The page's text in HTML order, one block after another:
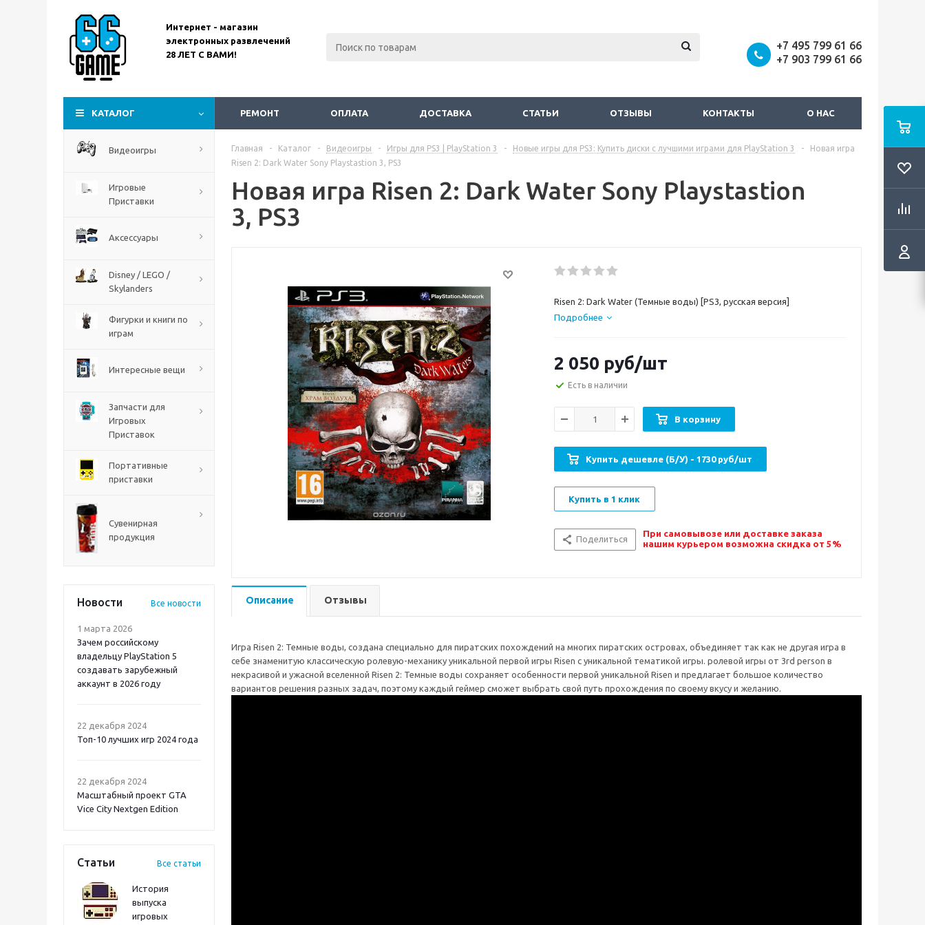
Интернет - магазин
электронных развлечений
28 ЛЕТ С ВАМИ!
+7 495 799 61 66
+7 903 799 61 66
КАТАЛОГ РЕМОНТ ОПЛАТА ДОСТАВКА СТАТЬИ ОТЗЫВЫ КОНТАКТЫ О НАС
Видеоигры
Игровые
Приставки
Аксессуары
Disney / LEGO /
Skylanders
Фигурки и книги по
играм
Интересные вещи
Запчасти для
Игровых
Приставок
Портативные
приставки
Сувенирная
продукция
Новости Все новости
1 марта 2026
Зачем российскому
владельцу PlayStation 5
создавать зарубежный
аккаунт в 2026 году
22 декабря 2024
Топ-10 лучших игр 2024 года
22 декабря 2024
Масштабный проект GTA
Vice City Nextgen Edition
Статьи Все статьи
История
выпуска
игровых
The Blood of Dawnwalker
Onimusha: Way of the
Главная - Каталог - Видеоигры - Игры для PS3 | PlayStation 3 - Новые игры для PS3: Купить диски с лучшими играми для PlayStation 3 -
Новая игра
Risen 2: Dark Water Sony Playstastion 3, PS3
Новая игра Risen 2: Dark Water Sony Playstastion
3, PS3
Risen 2: Dark Water (Темные воды) [PS3, русская версия]
Подробнее
2 050 руб/шт
Есть в наличии
В корзину
Купить дешевле (Б/У) - 1730 руб/шт
Купить в 1 клик
Поделиться
При самовывозе или доставке заказа
нашим курьером возможна скидка от 5%
Описание Отзывы
Игра Risen 2: Темные воды, создана специально для пиратских похождений на многих пиратских островах, объединяет так как не другая игра в
себе знаменитую классическую ролевую-механику уникальной первой игры Risen с уникальной тематикой игры. ролевой игры от 3rd person в
некрасивой и ужасной вселенной Risen 2: Темные воды сохраняет особенности первой уникальной Risen и предлагает большое количество
вариантов решения разных задач, поэтому каждый геймер сможет выбрать свой путь прохождения по своему вкусу и желанию.